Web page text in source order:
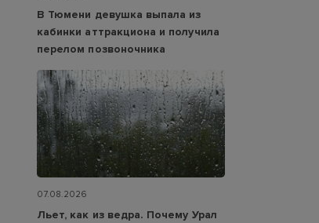
В Тюмени девушка выпала из
кабинки аттракциона и получила
перелом позвоночника
07.08.2026
Льет, как из ведра. Почему Урал